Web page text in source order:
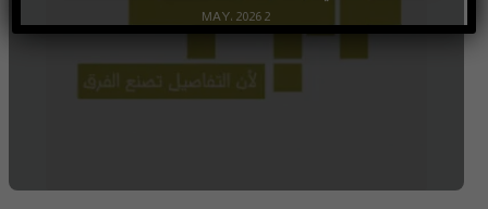
2 MAY، 2026